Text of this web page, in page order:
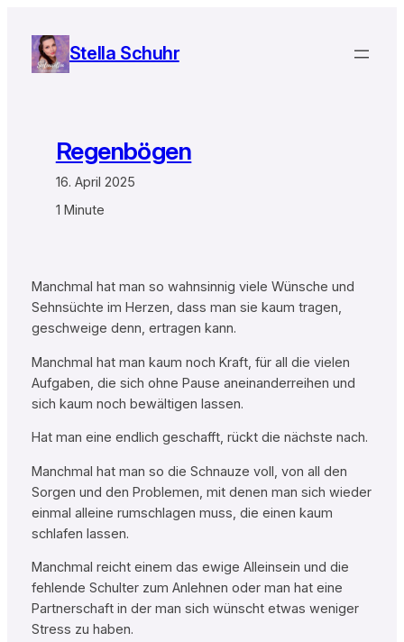
Inhalt
springen
Stella Schuhr
Regenbögen
16. April 2025
1 Minute
Manchmal hat man so wahnsinnig viele Wünsche und
Sehnsüchte im Herzen, dass man sie kaum tragen,
geschweige denn, ertragen kann.
Manchmal hat man kaum noch Kraft, für all die vielen
Aufgaben, die sich ohne Pause aneinanderreihen und
sich kaum noch bewältigen lassen.
Hat man eine endlich geschafft, rückt die nächste nach.
Manchmal hat man so die Schnauze voll, von all den
Sorgen und den Problemen, mit denen man sich wieder
einmal alleine rumschlagen muss, die einen kaum
schlafen lassen.
Manchmal reicht einem das ewige Alleinsein und die
fehlende Schulter zum Anlehnen oder man hat eine
Partnerschaft in der man sich wünscht etwas weniger
Stress zu haben.